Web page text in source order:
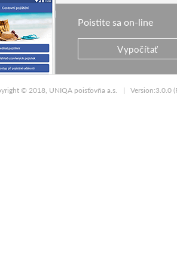
Poistite sa on-line
Vypočítať
© 2018, UNIQA poisťovňa a.s. Version:3.0.0